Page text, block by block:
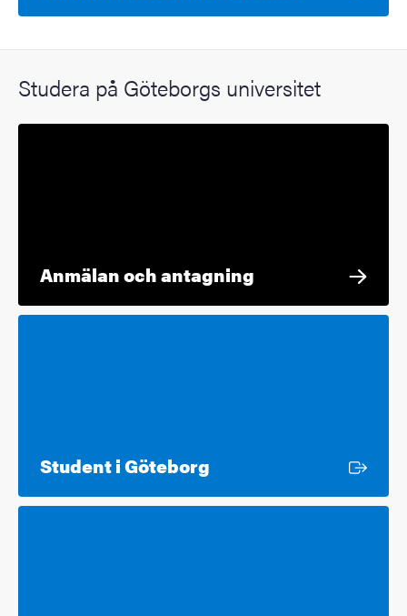
Studera på Göteborgs universitet
Anmälan och antagning
Student i Göteborg